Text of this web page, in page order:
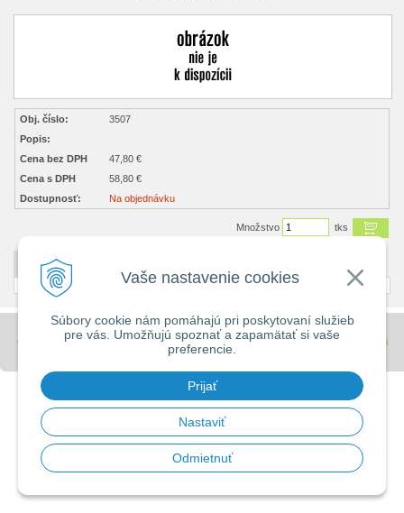
Vaše nastavenie cookies
Súbory cookie nám pomáhajú pri poskytovaní služieb
pre vás. Umožňujú spoznať a zapamätať si vaše
preferencie.
Prijať
Nastaviť
Odmietnuť
Obj. číslo:
3507
Popis:
Cena bez DPH
47,80 €
Cena s DPH
58,80 €
Dostupnosť:
Na objednávku
Množstvo tks
DETAILNÝ POPIS
© 2026 Stavebniny - DUMA •tvorba eshopu cez UNIobchod,webhostingspoločnosti
WEBYGROUP